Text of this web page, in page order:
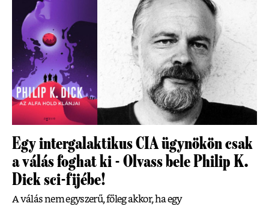
Egy intergalaktikus CIA ügynökön csak
a válás foghat ki - Olvass bele Philip K.
Dick sci-fijébe!
A válás nem egyszerű, főleg akkor, ha egy